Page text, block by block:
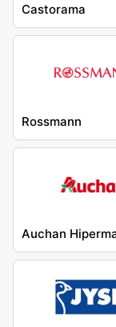
Castorama
Rossmann
Auchan